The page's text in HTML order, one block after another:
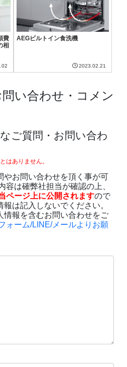
費
相
AEGビルトイン食洗機
2023.02.21
い合わせ・コメン
ご質問・お問い合わ
はありません。
やお問い合わせを頂く事が可
容は確弊社担当が確認の上、
ページ上に公開されますので
は記入しないでください。
情報を含むお問い合わせをご
ォーム/LINE/メールよりお願